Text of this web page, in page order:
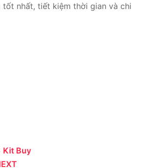
tốt nhất, tiết kiệm thời gian và chi
Kit Buy